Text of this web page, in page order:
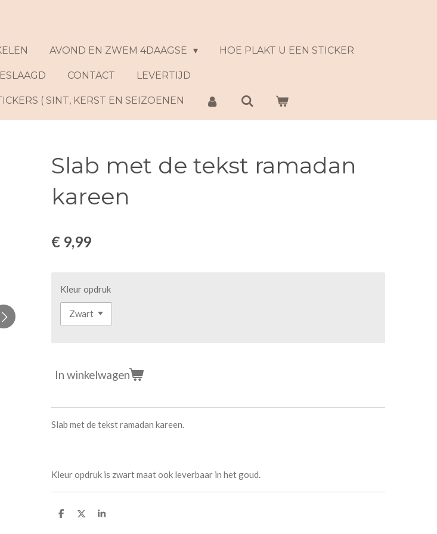
AVOND EN ZWEM 4DAAGSE HOE PLAKT U EEN STICKER
CONTACT LEVERTIJD
( SINT, KERST EN SEIZOENEN
Slab met de tekst ramadan
kareen
€ 9,99
Kleur opdruk
In winkelwagen
Slab met de tekst ramadan kareen.
Kleur opdruk is zwart maat ook leverbaar in het goud.
D
D
S